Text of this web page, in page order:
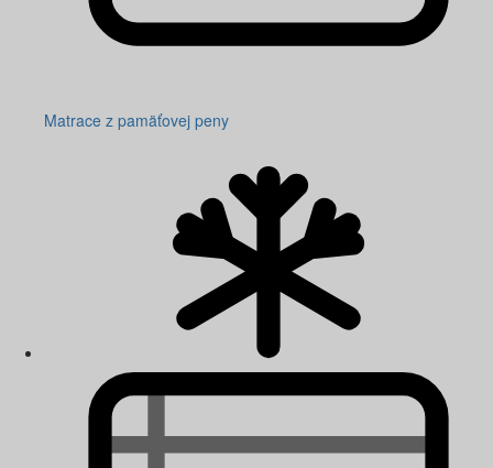
Matrace z pamäťovej peny